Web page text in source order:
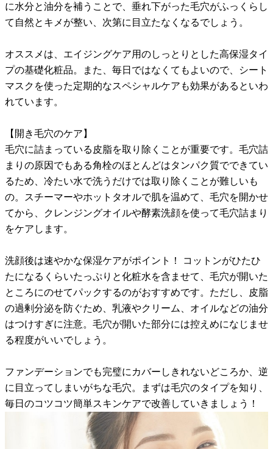
に水分と油分を補うことで、垂れ下がった毛穴がふっくらし
て自然とキメが整い、次第に目立たなくなるでしょう。
オススメは、エイジングケア用のしっとりとした高保湿タイ
プの基礎化粧品。また、毎日ではなくてもよいので、シート
マスクを使った定期的なスペシャルケアも効果があるといわ
れています。
【開き毛穴のケア】
毛穴に詰まっている皮脂を取り除くことが重要です。毛穴詰
まりの原因でもある角栓のほとんどはタンパク質でできてい
るため、冷たい水で洗うだけでは取り除くことが難しいも
の。スチーマーやホットタオルで肌を温めて、毛穴を開かせ
てから、クレンジングオイルや酵素洗顔を使って毛穴詰まり
をケアします。
洗顔後は速やかな保湿ケアがポイント！ コットンがひたひ
たになるくらいたっぷりと化粧水を含ませて、毛穴が開いた
ところにのせてパックするのがおすすめです。ただし、皮脂
の過剰分泌を防ぐため、乳液やクリーム、オイルなどの油分
はつけすぎに注意。毛穴が開いた部分には控えめになじませ
る程度がいいでしょう。
ファンデーションでも完璧にカバーしきれないどころか、逆
に目立ってしまいがちな毛穴。まずは毛穴のタイプを知り、
毎日のコツコツ簡単スキンケアで改善していきましょう！